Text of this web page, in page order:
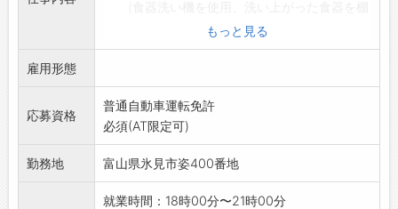
*布団敷き
◎雇用契約:1年毎の更新(4月～3月)
※面接希望の方はハローワークから『紹介状』
の交付を
受けて下さい。
「変更範囲:
もっと見る
雇用形態
応募資格
普通自動車運転免許
必須(AT限定可)
勤務地 富山県氷見市姿400番地
就業時間：18時00分〜21時00分